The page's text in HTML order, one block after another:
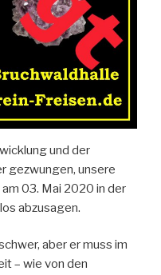
und der
gezwungen, unsere
03. Mai 2020 in der
abzusagen.
aber er muss im
– wie von den